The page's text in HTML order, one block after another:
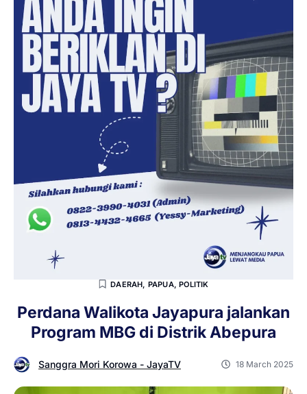
DAERAH, PAPUA,POLITIK
Perdana Walikota Jayapura jalankan
Program MBG di Distrik Abepura
Sanggra Mori Korowa - JayaTV 18 March 2025